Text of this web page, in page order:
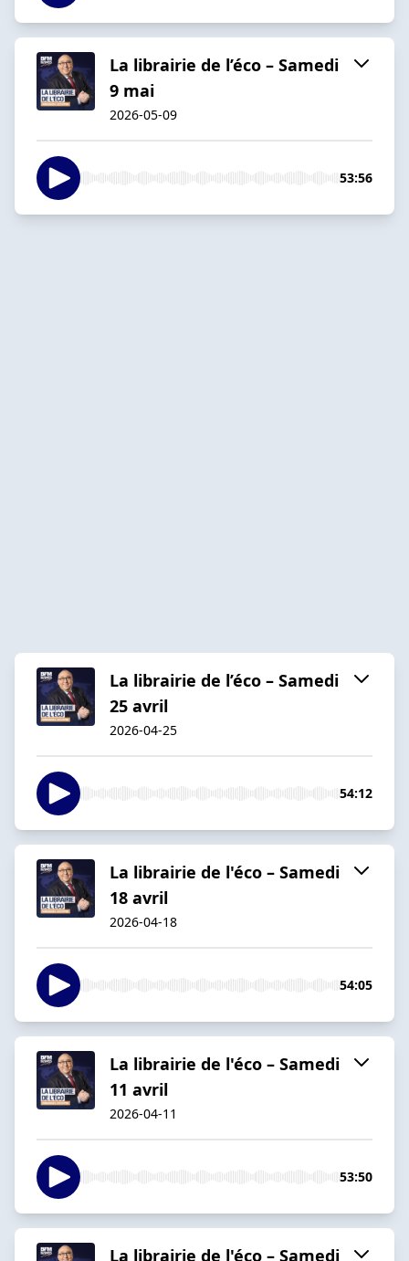
La librairie de l’éco – Samedi
9 mai
2026-05-09
53:56
La librairie de l’éco – Samedi
25 avril
2026-04-25
54:12
La librairie de l'éco – Samedi
18 avril
2026-04-18
54:05
La librairie de l'éco – Samedi
11 avril
2026-04-11
53:50
La librairie de l'éco – Samedi